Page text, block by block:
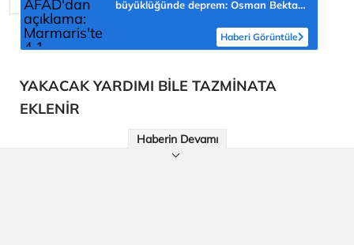
büyüklüğünde deprem: Osman Bektaş
Haberi Görüntüle
YAKACAK YARDIMI BİLE TAZMİNATA
EKLENİR
Haberin Devamı